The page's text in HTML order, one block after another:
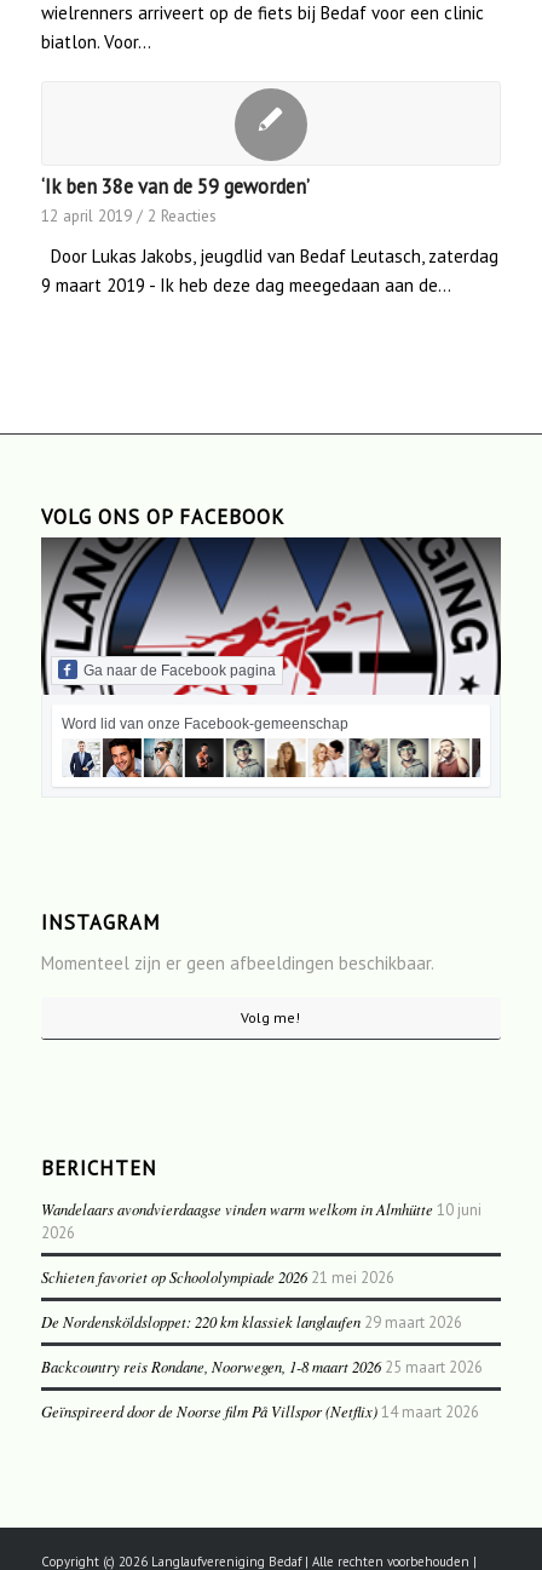
wielrenners arriveert op de fiets bij Bedaf voor een clinic
biatlon. Voor…
‘Ik ben 38e van de 59 geworden’
12 april 2019 / 2 Reacties
Door Lukas Jakobs, jeugdlid van Bedaf Leutasch, zaterdag
9 maart 2019 - Ik heb deze dag meegedaan aan de…
VOLG ONS OP FACEBOOK
Ga naar de Facebook pagina
Word lid van onze Facebook-gemeenschap
INSTAGRAM
Momenteel zijn er geen afbeeldingen beschikbaar.
Volg me!
BERICHTEN
Wandelaars avondvierdaagse vinden warm welkom in Almhütte 10 juni
2026
Schieten favoriet op Schoololympiade 2026 21 mei 2026
De Nordensköldsloppet: 220 km klassiek langlaufen 29 maart 2026
Backcountry reis Rondane, Noorwegen, 1-8 maart 2026 25 maart 2026
Geïnspireerd door de Noorse film På Villspor (Netflix) 14 maart 2026
Copyright (c) 2026 Langlaufvereniging Bedaf | Alle rechten voorbehouden |